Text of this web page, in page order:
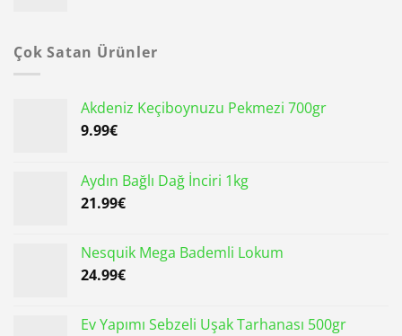
Çok Satan Ürünler
Akdeniz Keçiboynuzu Pekmezi 700gr
9.99€
Aydın Bağlı Dağ İnciri 1kg
21.99€
Nesquik Mega Bademli Lokum
24.99€
Ev Yapımı Sebzeli Uşak Tarhanası 500gr